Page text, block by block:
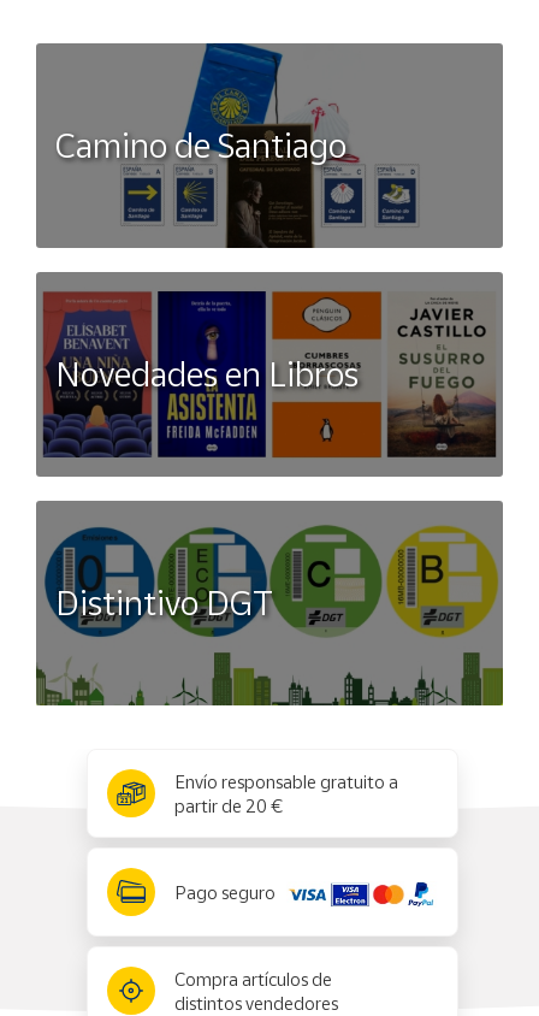
Ceuta y
MelillaCamino de Santiago
Novedades en Libros
Distintivo DGT
Envío responsable gratuito a
partir de 20 €
Pago seguro
Compra artículos de
distintos vendedores